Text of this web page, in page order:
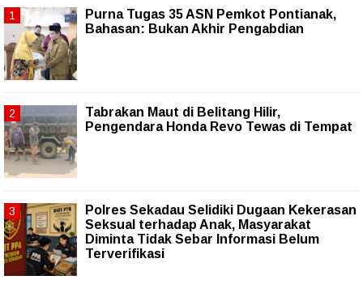
Purna Tugas 35 ASN Pemkot Pontianak,
Bahasan: Bukan Akhir Pengabdian
Tabrakan Maut di Belitang Hilir,
Pengendara Honda Revo Tewas di Tempat
Polres Sekadau Selidiki Dugaan Kekerasan
Seksual terhadap Anak, Masyarakat
Diminta Tidak Sebar Informasi Belum
Terverifikasi